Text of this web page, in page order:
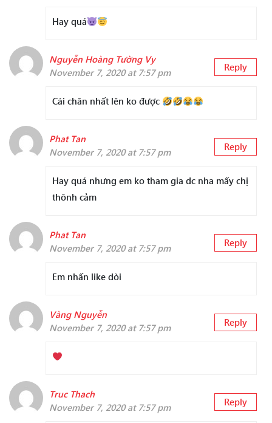
Hay quá
Nguyễn Hoàng Tường Vy
November 7, 2020 at 7:57 pm
Reply
Cái chân nhất lên ko được
Phat Tan
November 7, 2020 at 7:57 pm
Reply
Hay quá nhưng em ko tham gia dc nha mấy chị
thônh cảm
Phat Tan
November 7, 2020 at 7:57 pm
Reply
Em nhấn like dòi
Vàng Nguyễn
November 7, 2020 at 7:57 pm
Reply
Truc Thach
November 7, 2020 at 7:57 pm
Reply